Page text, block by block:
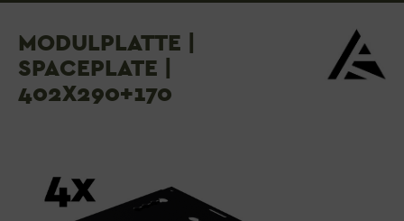
MODULPLATTE |
SPACEPLATE |
402X290+170